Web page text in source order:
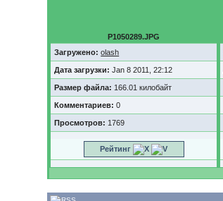
P1050289.JPG
Загружено: olash
Дата загрузки:Jan 8 2011, 22:12
Размер файла: 166.01 килобайт
Комментариев: 0
Просмотров: 1769
Рейтинг